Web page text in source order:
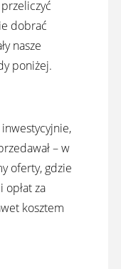
dobrać
nasze
poniżej.
– w
oferty, gdzie
za
kosztem